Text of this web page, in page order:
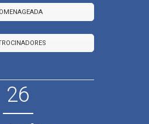
26